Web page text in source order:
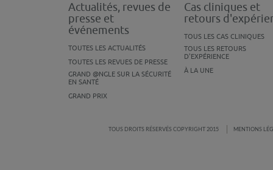
Actualités, revues de
presse et
événements
TOUTES LES ACTUALITÉS
TOUTES LES REVUES DE PRESSE
GRAND @NGLE SUR LA SÉCURITÉ
EN SANTÉ
GRAND PRIX
Cas cliniques et
retours
TOUS LES CAS CLINIQUES
TOUS LES RETOURS
D'EXPÉRIENCE
À LA UNE
TOUS DROITS RÉSERVÉS COPYRIGHT 2015 MENTIONS